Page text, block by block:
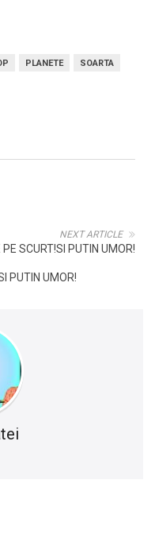
PLANETE
SOARTA
NEXT ARTICLE
SCURT!SI PUTIN UMOR!
PUTIN UMOR!